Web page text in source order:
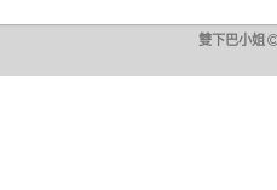
雙下巴小姐